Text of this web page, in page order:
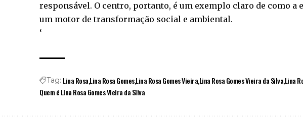
responsável. O centro, portanto, é um exemplo claro de como a
um motor de transformação social e ambiental.
‘
Tag: Lina RosaLina Rosa GomesLina Rosa Gomes VieiraLina Rosa Gomes Vieira da SilvaLina
Quem é Lina Rosa Gomes Vieira da Silva